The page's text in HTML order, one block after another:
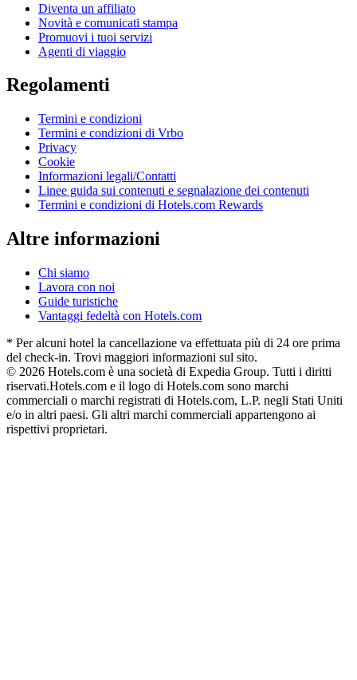
Diventa un affiliato
Novità e comunicati stampa
Promuovi i tuoi servizi
Agenti di viaggio
Regolamenti
Termini e condizioni
Termini e condizioni di Vrbo
Privacy
Cookie
Informazioni legali/Contatti
Linee guida sui contenuti e segnalazione dei contenuti
Termini e condizioni di Hotels.com Rewards
Altre informazioni
Chi siamo
Lavora con noi
Guide turistiche
Vantaggi fedeltà con Hotels.com
* Per alcuni hotel la cancellazione va effettuata più di 24 ore prima
del check-in. Trovi maggiori informazioni sul sito.
© 2026 Hotels.com è una società di Expedia Group. Tutti i diritti
riservati.Hotels.com e il logo di Hotels.com sono marchi
commerciali o marchi registrati di Hotels.com, L.P. negli Stati Uniti
e/o in altri paesi. Gli altri marchi commerciali appartengono ai
rispettivi proprietari.